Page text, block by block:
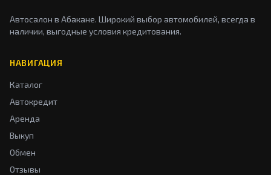
Автосалон в Абакане. Широкий выбор автомобилей, всегда в
наличии, выгодные условия кредитования.
НАВИГАЦИЯ
Каталог
Автокредит
Аренда
Выкуп
Обмен
Отзывы